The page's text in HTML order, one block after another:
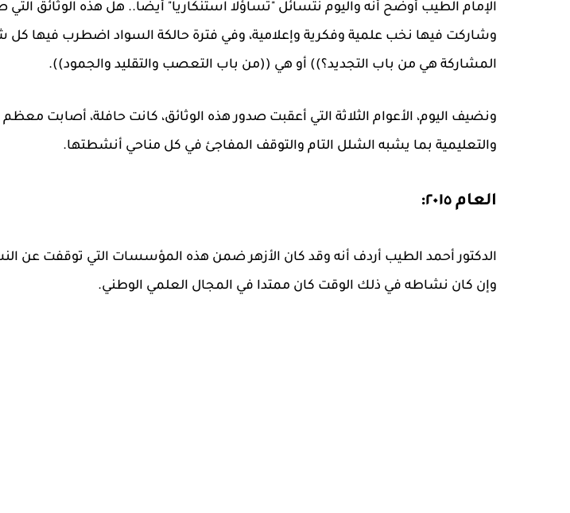
الإمام الطيب أوضح أنه واليوم نتسائل "تساؤلا استنكاريا" أيضا.. هل هذه الوثائق
وشاركت فيها نخب علمية وفكرية وإعلامية، وفي فترة حالكة السواد اضطرب فيها
المشاركة هي من باب التجديد؟)) أو هي ((من باب التعصب والتقليد والجمود)).
ونضيف اليوم، الأعوام الثلاثة التي أعقبت صدور هذه الوثائق، كانت حافلة، أصابت
والتعليمية بما يشبه الشلل التام والتوقف المفاجئ في كل مناحي أنشطتها.
العام ٢٠١٥:
الدكتور أحمد الطيب أردف أنه وقد كان الأزهر ضمن هذه المؤسسات التي توقفت عن
وإن كان نشاطه في ذلك الوقت كان ممتدا في المجال العلمي الوطني.